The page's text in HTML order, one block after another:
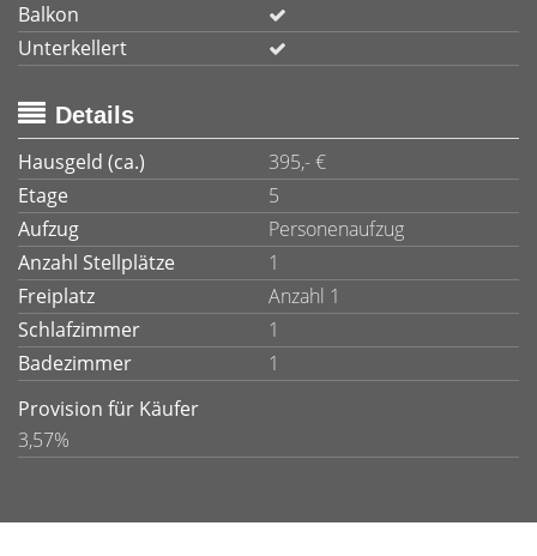
Balkon
Unterkellert
Details
Hausgeld (ca.)
395,- €
Etage
5
Aufzug
Personenaufzug
Anzahl Stellplätze
1
Freiplatz
Anzahl 1
Schlafzimmer
1
Badezimmer
1
Provision für Käufer
3,57%